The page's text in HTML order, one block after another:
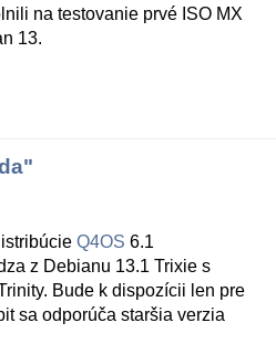
na testovanie prvé ISO MX
13.
Q4OS 6.1
z Debianu 13.1 Trixie s
Bude k dispozícii len pre
sa odporúča staršia verzia